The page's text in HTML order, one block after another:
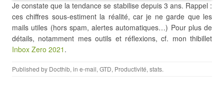
Je constate que la tendance se stabilise depuis 3 ans. Rappel :
ces chiffres sous-estiment la réalité, car je ne garde que les
mails utiles (hors spam, alertes automatiques…) Pour plus de
détails, notamment mes outils et réflexions, cf. mon thibillet
Inbox Zero 2021 .
Published by Docthib, in e-mail, GTD, Productivité, stats.